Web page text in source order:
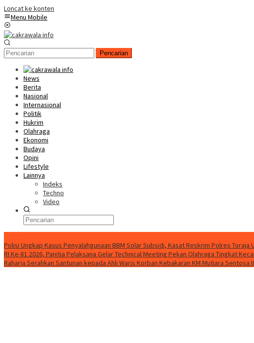
Loncat ke konten
Menu Mobile
Pencarian
News
Berita
Nasional
Internasional
Politik
Hukrim
Olahraga
Ekonomi
Budaya
Opini
Lifestyle
Lainnya
Indeks
Techno
Video
Polisi Ungkap Kasus Penyalahgunaan BBM Solar Subsidi, Kasat Reskrim Polres Toraja
RI Ke-81 2026, Panitia Pelaksana Gelar Technical Meeting Pekan Olahraga Tingkat
Raharja Serahkan Santunan kepada Ahli Waris Korban Kebakaran KM Mutiara Sentosa II